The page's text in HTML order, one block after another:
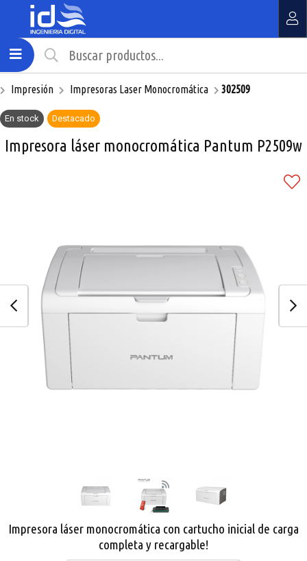
Compartir por email
¿Tienes cupón de descuento?
Aplicar
Impresión Impresoras Laser Monocromática 302509
En stock Destacado
Impresora láser monocromática Pantum P2509w
Impresora láser monocromática con cartucho inicial de carga
completa y recargable!